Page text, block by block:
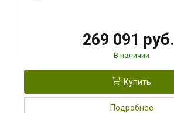
269 091 руб.
В наличии
Купить
Подробнее